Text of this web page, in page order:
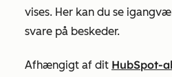
vises. Her kan du se
svare på beskeder.
Afhængigt af dit HubSpot-